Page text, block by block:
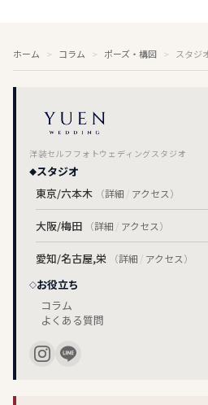
ホーム コラム ポーズ・構図 スタジ
洋装セルフフォトウェディングスタジオ
スタジオ
東京/六本木
（詳細 / アクセス）
大阪/梅田 （詳細 / アクセス）
愛知/名古屋,栄 （詳細 / アクセス）
お役立ち
コラム
よくある質問